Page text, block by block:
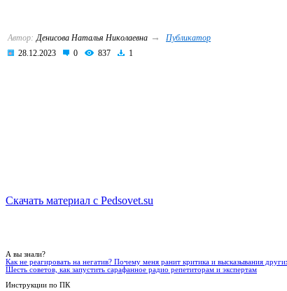
Автор: Денисова Наталья Николаевна →
Публикатор
28.12.2023
0 837 1
Скачать материал с Pedsovet.su
А вы знали?
Как не реагировать на негатив? Почему меня ранит критика и высказывания
Шесть советов, как запустить сарафанное радио репетиторам и экспертам
Инструкции по ПК